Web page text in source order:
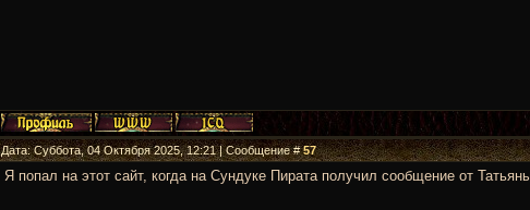
Дата: Суббота, 04 Октября 2025, 12:21 | Сообщение #57
Я попал на этот сайт, когда на Сундуке Пирата получил сообщение от